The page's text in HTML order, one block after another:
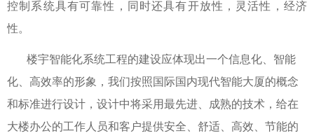
控制系统具有可靠性，同时还具有开放性，灵活性，经济
性。
楼宇智能化系统工程的建设应体现出一个信息化、智能
化、高效率的形象，我们按照国际国内现代智能大厦的概念
和标准进行设计，设计中将采用最先进、成熟的技术，给在
大楼办公的工作人员和客户提供安全、舒适、高效、节能的